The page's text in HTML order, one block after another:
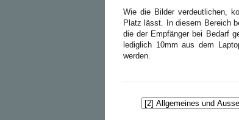
Wie die Bilder verdeutlichen,
Platz lässt. In diesem Bereich
die der Empfänger bei Bedarf
lediglich 10mm aus dem
werden.